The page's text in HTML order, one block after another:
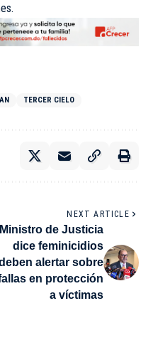
TERCER CIELO
NEXT ARTICLE
Ministro de Justicia
dice feminicidios
alertar sobre
en protección
a víctimas